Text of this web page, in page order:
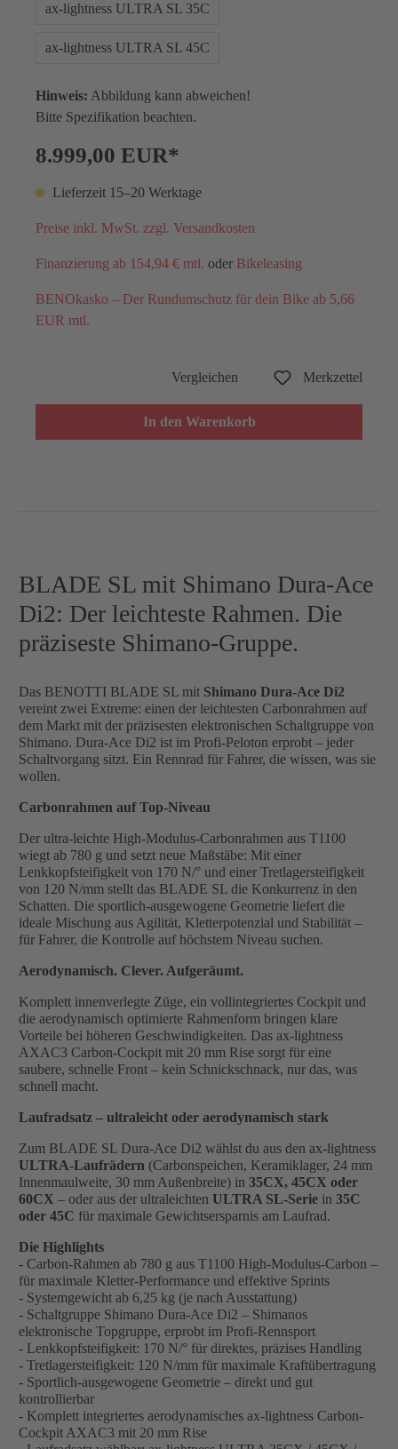
ax-lightness ULTRA SL 35C
ax-lightness ULTRA SL 45C
Hinweis: Abbildung kann abweichen!
Bitte Spezifikation beachten.
8.999,00 EUR*
Lieferzeit 15–20 Werktage
Preise inkl. MwSt. zzgl. Versandkosten
Finanzierung ab 154,94 € mtl. oder Bikeleasing
BENOkasko – Der Rundumschutz für dein Bike ab 5,66
EUR mtl.
Vergleichen Merkzettel
In den Warenkorb
BLADE SL mit Shimano Dura-Ace
Di2: Der leichteste Rahmen. Die
präziseste Shimano-Gruppe.
Das BENOTTI BLADE SL mit Shimano Dura-Ace Di2
vereint zwei Extreme: einen der leichtesten Carbonrahmen auf
dem Markt mit der präzisesten elektronischen Schaltgruppe von
Shimano. Dura-Ace Di2 ist im Profi-Peloton erprobt – jeder
Schaltvorgang sitzt. Ein Rennrad für Fahrer, die wissen, was sie
wollen.
Carbonrahmen auf Top-Niveau
Der ultra-leichte High-Modulus-Carbonrahmen aus T1100
wiegt ab 780 g und setzt neue Maßstäbe: Mit einer
Lenkkopfsteifigkeit von 170 N/° und einer Tretlagersteifigkeit
von 120 N/mm stellt das BLADE SL die Konkurrenz in den
Schatten. Die sportlich-ausgewogene Geometrie liefert die
ideale Mischung aus Agilität, Kletterpotenzial und Stabilität –
für Fahrer, die Kontrolle auf höchstem Niveau suchen.
Aerodynamisch. Clever. Aufgeräumt.
Komplett innenverlegte Züge, ein vollintegriertes Cockpit und
die aerodynamisch optimierte Rahmenform bringen klare
Vorteile bei höheren Geschwindigkeiten. Das ax-lightness
AXAC3 Carbon-Cockpit mit 20 mm Rise sorgt für eine
saubere, schnelle Front – kein Schnickschnack, nur das, was
schnell macht.
Laufradsatz – ultraleicht oder aerodynamisch stark
Zum BLADE SL Dura-Ace Di2 wählst du aus den ax-lightness
ULTRA-Laufrädern (Carbonspeichen, Keramiklager, 24 mm
Innenmaulweite, 30 mm Außenbreite) in 35CX, 45CX oder
60CX – oder aus der ultraleichten ULTRA SL-Serie in 35C
oder 45C für maximale Gewichtsersparnis am Laufrad.
Die Highlights
- Carbon-Rahmen ab 780 g aus T1100 High-Modulus-Carbon –
für maximale Kletter-Performance und effektive Sprints
- Systemgewicht ab 6,25 kg (je nach Ausstattung)
- Schaltgruppe Shimano Dura-Ace Di2 – Shimanos
elektronische Topgruppe, erprobt im Profi-Rennsport
- Lenkkopfsteifigkeit: 170 N/° für direktes, präzises Handling
- Tretlagersteifigkeit: 120 N/mm für maximale Kraftübertragung
- Sportlich-ausgewogene Geometrie – direkt und gut
kontrollierbar
- Komplett integriertes aerodynamisches ax-lightness Carbon-
Cockpit AXAC3 mit 20 mm Rise